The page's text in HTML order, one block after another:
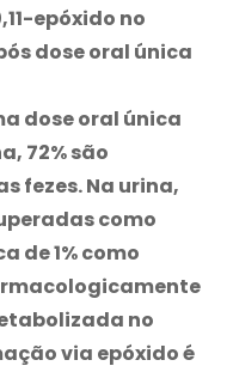
epóxido no
dose oral única
dose oral única
, 72% são
fezes. Na urina,
como
de 1% como
no
via epóxido é